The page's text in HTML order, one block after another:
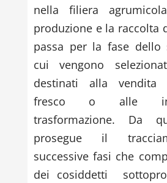
nella filiera
produzione e la raccolta
passa per la fase dello
cui vengono
destinati alla vendita
fresco o alle
trasformazione. Da
prosegue il
successive fasi che
dei cosiddetti